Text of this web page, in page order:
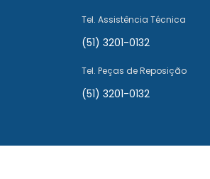
Tel. Assistência Técnica
(51) 3201-0132
Tel. Peças de Reposição
(51) 3201-0132